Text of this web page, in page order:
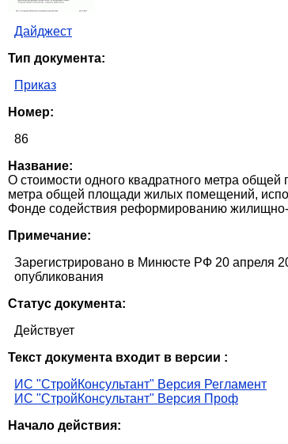
Дайджест
Тип документа:
Приказ
Номер:
86
Название:
О стоимости одного квадратного метра
метра общей площади жилых помещений,
Фонде содействия реформированию жилищно-
Примечание:
Зарегистрировано в Минюсте РФ 20 апреля
опубликования
Статус документа:
Действует
Текст документа входит в версии :
ИС "СтройКонсультант" Версия Регламент
ИС "СтройКонсультант" Версия Проф
Начало действия: